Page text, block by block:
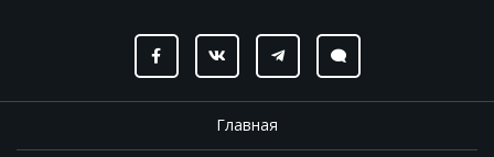
Главная